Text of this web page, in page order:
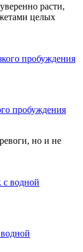
расти,
целых
пробуждения
но и не